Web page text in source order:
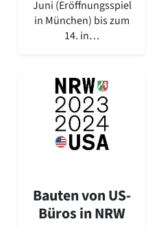
Juni (Eröffnungsspiel
in München) bis zum
14. in…
Bauten von US-
Büros in NRW